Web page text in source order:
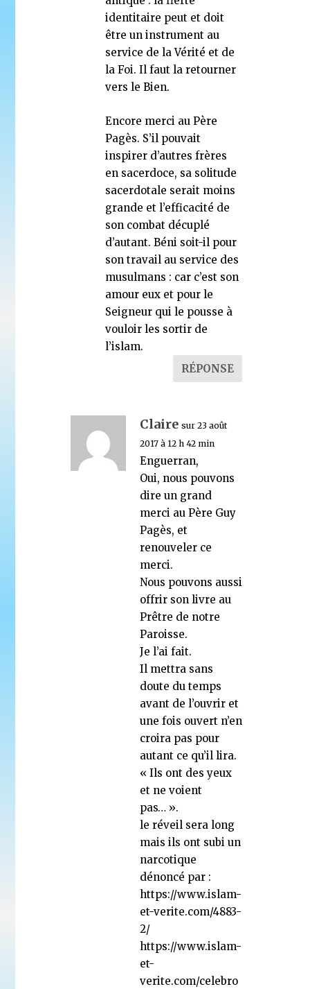
identitaire peut et doit
être un instrument au
service de la Vérité et de
la Foi. Il faut la retourner
vers le Bien.
Encore merci au Père
Pagès. S’il pouvait
inspirer d’autres frères
en sacerdoce, sa solitude
sacerdotale serait moins
grande et l’efficacité de
son combat décuplé
d’autant. Béni soit-il pour
son travail au service des
musulmans : car c’est son
amour eux et pour le
Seigneur qui le pousse à
vouloir les sortir de
l’islam.
RÉPONSE
Claire sur 23 août
2017 à 12 h 42 min
Enguerran,
Oui, nous pouvons
dire un grand
merci au Père Guy
Pagès, et
renouveler ce
merci.
Nous pouvons aussi
offrir son livre au
Prêtre de notre
Paroisse.
Je l’ai fait.
Il mettra sans
doute du temps
avant de l’ouvrir et
une fois ouvert n’en
croira pas pour
autant ce qu’il lira.
« Ils ont des yeux
et ne voient
pas… ».
le réveil sera long
mais ils ont subi un
narcotique
dénoncé par :
https://www.islam-
et-verite.com/4883-
2/
https://www.islam-
et-
verite.com/celebro